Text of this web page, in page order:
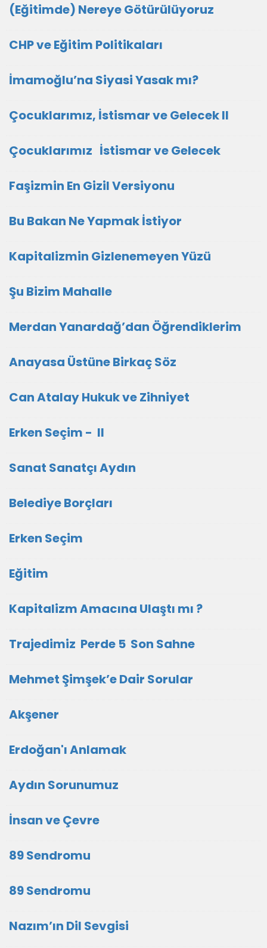
(Eğitimde) Nereye Götürülüyoruz
CHP ve Eğitim Politikaları
İmamoğlu’na Siyasi Yasak mı?
Çocuklarımız, İstismar ve Gelecek II
Çocuklarımız İstismar ve Gelecek
Faşizmin En Gizil Versiyonu
Bu Bakan Ne Yapmak İstiyor
Kapitalizmin Gizlenemeyen Yüzü
Şu Bizim Mahalle
Merdan Yanardağ’dan Öğrendiklerim
Anayasa Üstüne Birkaç Söz
Can Atalay Hukuk ve Zihniyet
Erken Seçim - II
Sanat Sanatçı Aydın
Belediye Borçları
Erken Seçim
Eğitim
Kapitalizm Amacına Ulaştı mı ?
Trajedimiz Perde 5 Son Sahne
Mehmet Şimşek’e Dair Sorular
Akşener
Erdoğan'ı Anlamak
Aydın Sorunumuz
İnsan ve Çevre
89 Sendromu
89 Sendromu
Nazım’ın Dil Sevgisi